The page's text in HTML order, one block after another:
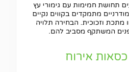
תחושת חמימות עם גימורי עץ
מתמקדים בקווים נקיים
מתכת וזכוכית. הבחירה תלויה
המשתקף מסביב להם.
אירוח